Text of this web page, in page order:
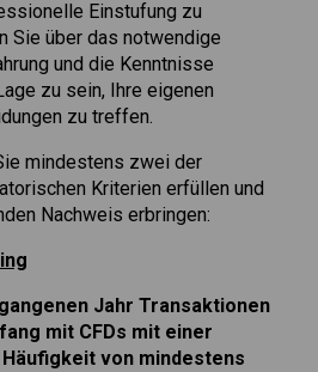
Einstufung zu
Sie über das notwendige
und die Kenntnisse
zu sein, Ihre eigenen
zu treffen.
mindestens zwei der
Kriterien erfüllen und
Nachweis erbringen:
Jahr Transaktionen
mit CFDs mit einer
von mindestens